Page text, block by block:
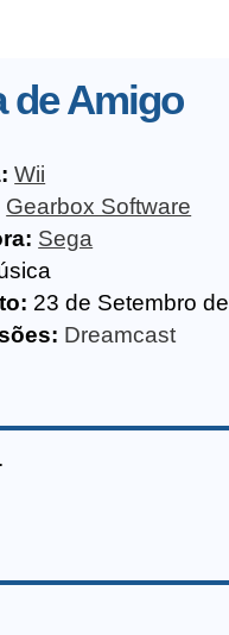
de Amigo
Wii
Gearbox Software
Sega
23 de Setembro de
Dreamcast